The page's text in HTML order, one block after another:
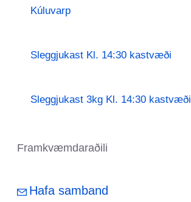
Kúluvarp
Sleggjukast Kl. 14:30 kastvæði
Sleggjukast 3kg Kl. 14:30 kastvæði
Framkvæmdaraðili
Hafa samband